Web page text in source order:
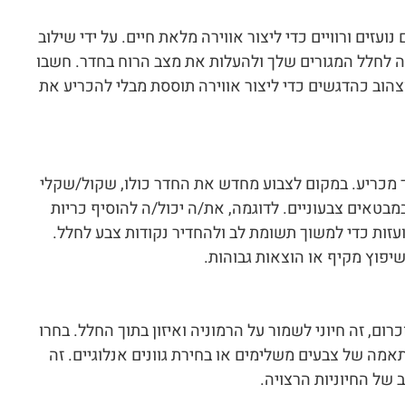
ורוויים כדי ליצור אווירה מלאת חיים. על ידי שילוב
לחלל המגורים שלך ולהעלות את מצב הרוח בחדר. חשבו
כהדגשים כדי ליצור אווירה תוססת מבלי להכריע את
מכריע. במקום לצבוע מחדש את החדר כולו, שקול/שקלי
צבעוניים. לדוגמה, את/ה יכול/ה להוסיף כריות
כדי למשוך תשומת לב ולהחדיר נקודות צבע לחלל.
מקיף או הוצאות גבוהות.
זה חיוני לשמור על הרמוניה ואיזון בתוך החלל. בחרו
של צבעים משלימים או בחירת גוונים אנלוגיים. זה
של החיוניות הרצויה.